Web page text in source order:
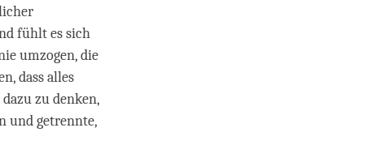
fühlt es sich
umzogen, die
dass alles
zu denken,
und getrennte,